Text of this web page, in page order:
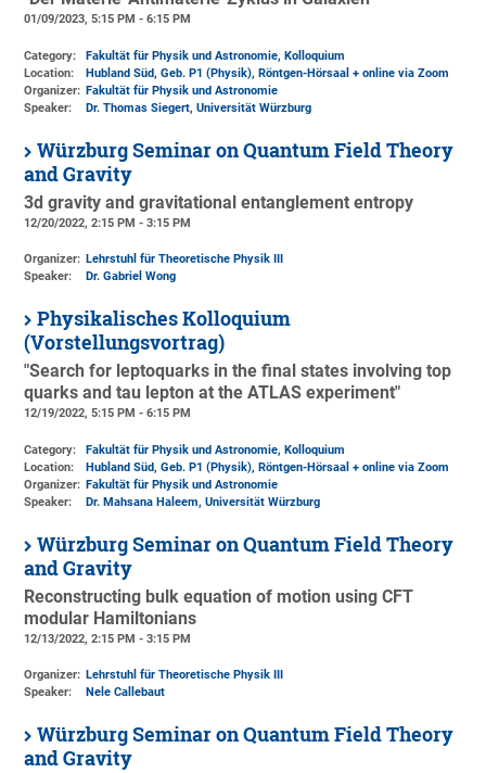
01/09/2023, 5:15 PM - 6:15 PM
Category:
Fakultät für Physik und Astronomie, Kolloquium
Location:
Hubland Süd, Geb. P1 (Physik), Röntgen-Hörsaal + online via Zoom
Organizer: Fakultät für Physik und Astronomie
Speaker:
Dr. Thomas Siegert, Universität Würzburg
Würzburg Seminar on Quantum Field Theory
and Gravity
3d gravity and gravitational entanglement entropy
12/20/2022, 2:15 PM - 3:15 PM
Organizer: Lehrstuhl für Theoretische Physik III
Speaker:
Dr. Gabriel Wong
Physikalisches Kolloquium
(Vorstellungsvortrag)
"Search for leptoquarks in the final states involving top
quarks and tau lepton at the ATLAS experiment"
12/19/2022, 5:15 PM - 6:15 PM
Category:
Fakultät für Physik und Astronomie, Kolloquium
Location:
Hubland Süd, Geb. P1 (Physik), Röntgen-Hörsaal + online via Zoom
Organizer: Fakultät für Physik und Astronomie
Speaker:
Dr. Mahsana Haleem, Universität Würzburg
Würzburg Seminar on Quantum Field Theory
and Gravity
Reconstructing bulk equation of motion using CFT
modular Hamiltonians
12/13/2022, 2:15 PM - 3:15 PM
Organizer: Lehrstuhl für Theoretische Physik III
Speaker:
Nele Callebaut
Würzburg Seminar on Quantum Field Theory
and Gravity